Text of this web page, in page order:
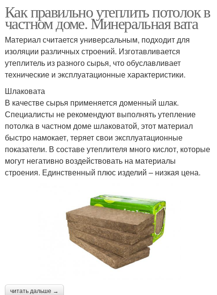
Как правильно утеплить потолок в
частном доме. Минеральная вата
Материал считается универсальным, подходит для
изоляции различных строений. Изготавливается
утеплитель из разного сырья, что обуславливает
технические и эксплуатационные характеристики.
Шлаковата
В качестве сырья применяется доменный шлак.
Специалисты не рекомендуют выполнять утепление
потолка в частном доме шлаковатой, этот материал
быстро намокает, теряет свои эксплуатационные
показатели. В составе утеплителя много кислот, которые
могут негативно воздействовать на материалы
строения. Единственный плюс изделий – низкая цена.
читать дальше →